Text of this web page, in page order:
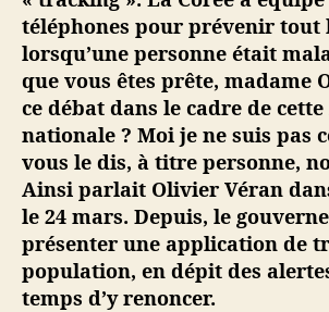
téléphones pour prévenir tout
lorsqu’une personne était
que vous êtes prête, madame
ce débat dans le cadre de
nationale ? Moi je ne suis pas
vous le dis, à titre personne,
Ainsi parlait Olivier Véran
le 24 mars. Depuis, le
présenter une application de
population, en dépit des
temps d’y renoncer.